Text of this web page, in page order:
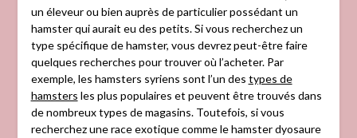
un éleveur ou bien auprès de particulier possédant un
hamster qui aurait eu des petits. Si vous recherchez un
type spécifique de hamster, vous devrez peut-être faire
quelques recherches pour trouver où l’acheter. Par
exemple, les hamsters syriens sont l’un des types de
hamsters les plus populaires et peuvent être trouvés dans
de nombreux types de magasins. Toutefois, si vous
recherchez une race exotique comme le hamster dyosaure